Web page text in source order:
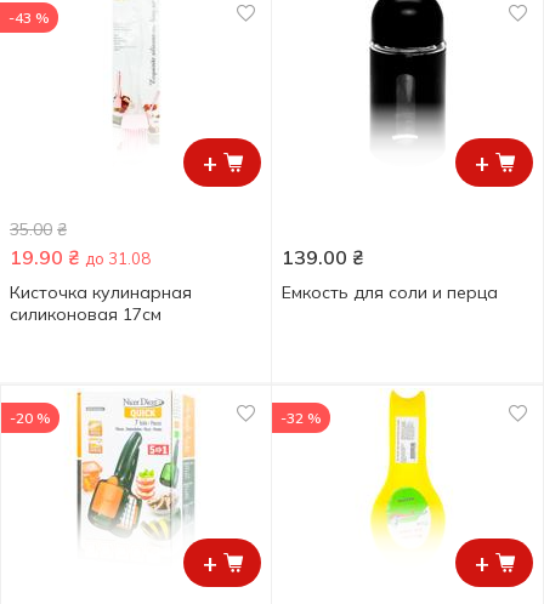
+
-43 %
35.00 ₴
19.90 ₴ до 31.08
Кисточка кулинарная
силиконовая 17см
+
139.00 ₴
Емкость для соли и перца
+
-20 %
+
-32 %